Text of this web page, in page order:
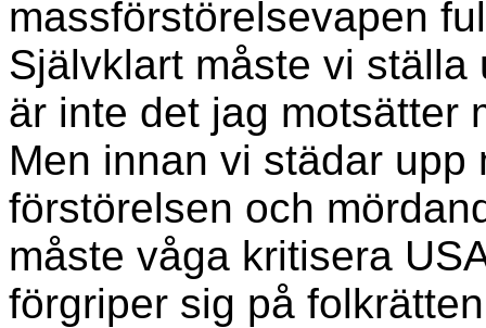
massförstörelsevapen
Självklart måste vi
är inte det jag motsätter
Men innan vi städar upp
förstörelsen och
måste våga kritisera
förgriper sig på